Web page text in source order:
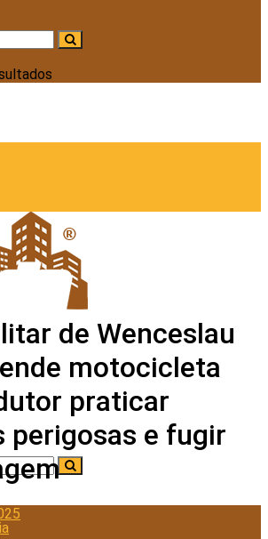
de Wenceslau
motocicleta
praticar
perigosas e fugir